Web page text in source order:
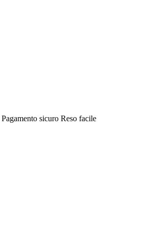
Pagamento sicuro Reso facile